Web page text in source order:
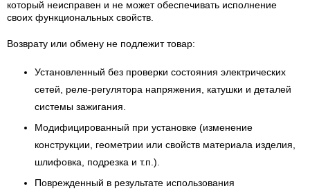
который неисправен и не может обеспечивать исполнение
своих функциональных свойств.
Возврату или обмену не подлежит товар:
Установленный без проверки состояния электрических
сетей, реле-регулятора напряжения, катушки и деталей
системы зажигания.
Модифицированный при установке (изменение
конструкции, геометрии или свойств материала изделия,
шлифовка, подрезка и т.п.).
Поврежденный в результате использования